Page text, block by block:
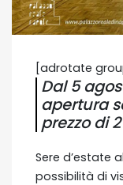
[adrotate
Dal 5
apertura
prezzo di
Sere d’estate
possibilità di